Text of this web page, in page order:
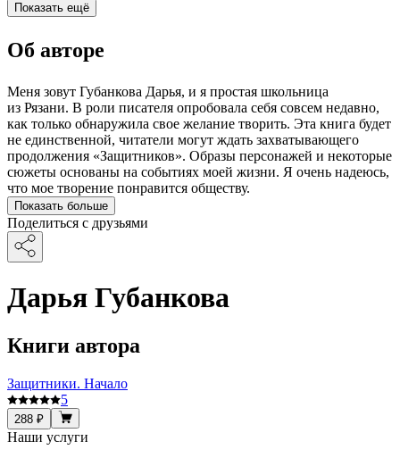
Показать ещё
Об авторе
Меня зовут Губанкова Дарья, и я простая школьница
из Рязани. В роли писателя опробовала себя совсем недавно,
как только обнаружила свое желание творить. Эта книга будет
не единственной, читатели могут ждать захватывающего
продолжения «Защитников». Образы персонажей и некоторые
сюжеты основаны на событиях моей жизни. Я очень надеюсь,
что мое творение понравится обществу.
Показать больше
Поделиться с друзьями
Дарья Губанкова
Книги автора
Защитники. Начало
5
288 ₽
Наши услуги